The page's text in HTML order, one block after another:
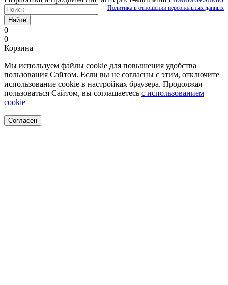
Политика в отношении персональных данных
Найти
0
0
Корзина
Мы используем файлы cookie для повышения удобства
пользования Сайтом. Если вы не согласны с этим, отключите
использование cookie в настройках браузера. Продолжая
пользоваться Сайтом, вы соглашаетесь с использованием
cookie
Согласен